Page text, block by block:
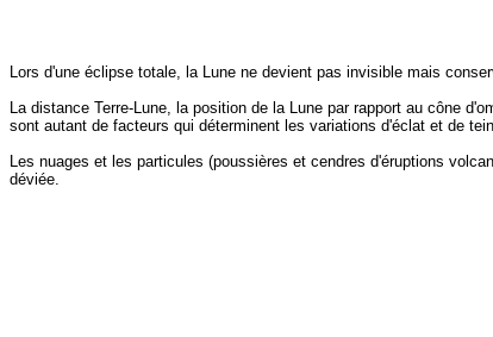
Lors d'une éclipse totale, la Lune ne devient pas invisible mais
La distance Terre-Lune, la position de la Lune par rapport au cône
sont autant de facteurs qui déterminent les variations d'éclat et de
Les nuages et les particules (poussières et cendres d'éruptions
déviée.